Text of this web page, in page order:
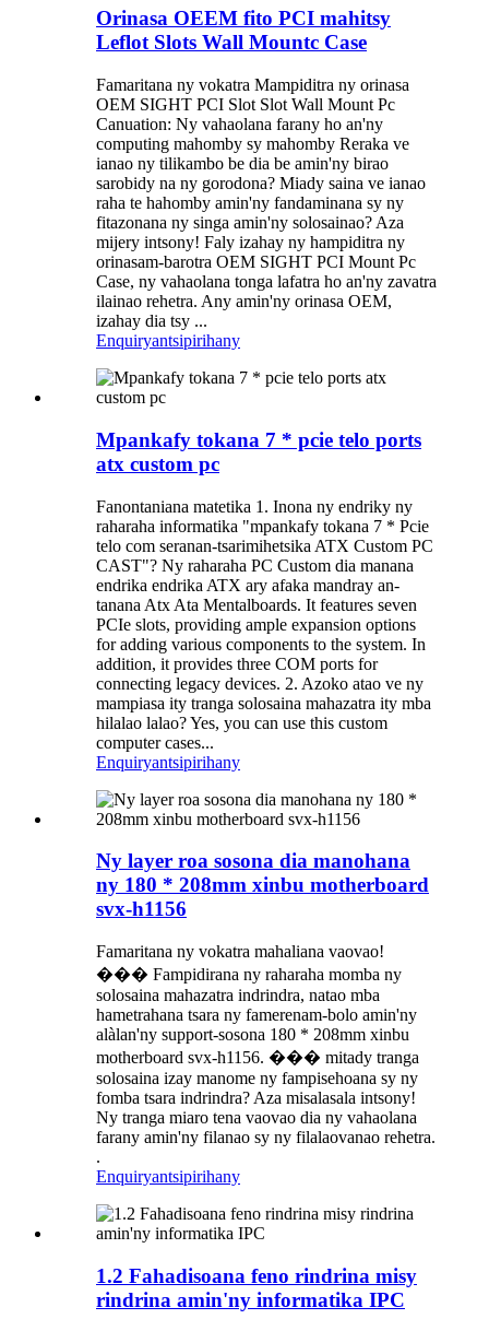
Orinasa OEEM fito PCI mahitsy
Leflot Slots Wall Mountc Case
Famaritana ny vokatra Mampiditra ny orinasa
OEM SIGHT PCI Slot Slot Wall Mount Pc
Canuation: Ny vahaolana farany ho an'ny
computing mahomby sy mahomby Reraka ve
ianao ny tilikambo be dia be amin'ny birao
sarobidy na ny gorodona? Miady saina ve ianao
raha te hahomby amin'ny fandaminana sy ny
fitazonana ny singa amin'ny solosainao? Aza
mijery intsony! Faly izahay ny hampiditra ny
orinasam-barotra OEM SIGHT PCI Mount Pc
Case, ny vahaolana tonga lafatra ho an'ny zavatra
ilainao rehetra. Any amin'ny orinasa OEM,
izahay dia tsy ...
Enquiryantsipirihany
Mpankafy tokana 7 * pcie telo ports
atx custom pc
Fanontaniana matetika 1. Inona ny endriky ny
raharaha informatika "mpankafy tokana 7 * Pcie
telo com seranan-tsarimihetsika ATX Custom PC
CAST"? Ny raharaha PC Custom dia manana
endrika endrika ATX ary afaka mandray an-
tanana Atx Ata Mentalboards. It features seven
PCIe slots, providing ample expansion options
for adding various components to the system. In
addition, it provides three COM ports for
connecting legacy devices. 2. Azoko atao ve ny
mampiasa ity tranga solosaina mahazatra ity mba
hilalao lalao? Yes, you can use this custom
computer cases...
Enquiryantsipirihany
Ny layer roa sosona dia manohana
ny 180 * 208mm xinbu motherboard
svx-h1156
Famaritana ny vokatra mahaliana vaovao!
��� Fampidirana ny raharaha momba ny
solosaina mahazatra indrindra, natao mba
hametrahana tsara ny famerenam-bolo amin'ny
alàlan'ny support-sosona 180 * 208mm xinbu
motherboard svx-h1156. ��� mitady tranga
solosaina izay manome ny fampisehoana sy ny
fomba tsara indrindra? Aza misalasala intsony!
Ny tranga miaro tena vaovao dia ny vahaolana
farany amin'ny filanao sy ny filalaovanao rehetra.
.
Enquiryantsipirihany
1.2 Fahadisoana feno rindrina misy
rindrina amin'ny informatika IPC